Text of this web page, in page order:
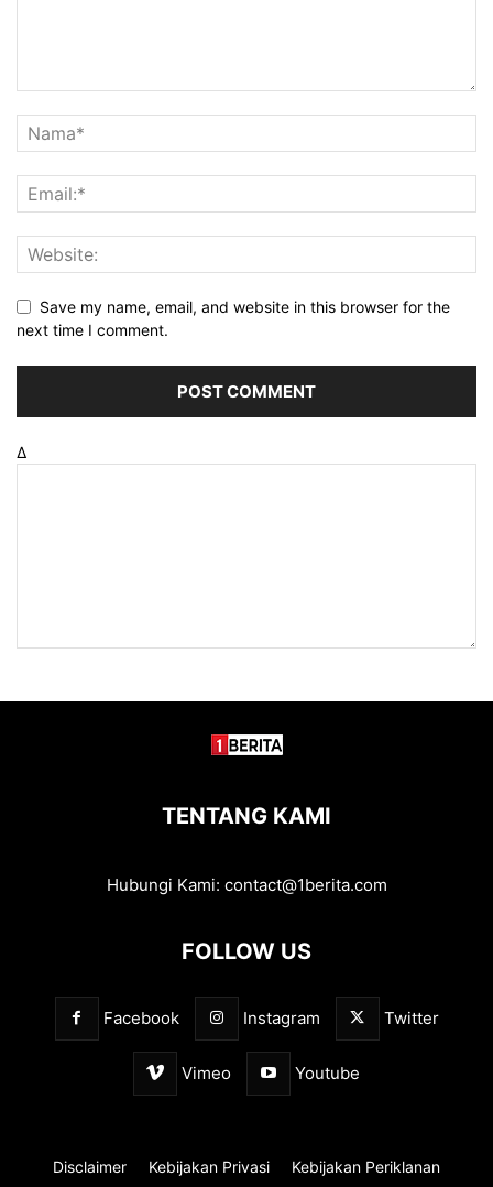
Save my name, email, and website in this browser for the
next time I comment.
Δ
TENTANG KAMI
Hubungi Kami: contact@1berita.com
FOLLOW US
Facebook Instagram Twitter
Vimeo Youtube
Disclaimer Kebijakan Privasi Kebijakan Periklanan